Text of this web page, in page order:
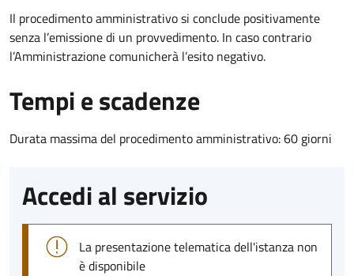
Il procedimento amministrativo si conclude positivamente
senza l’emissione di un provvedimento. In caso contrario
l’Amministrazione comunicherà l’esito negativo.
Tempi e scadenze
Durata massima del procedimento amministrativo: 60 giorni
Accedi al servizio
La presentazione telematica dell'istanza non
è disponibile